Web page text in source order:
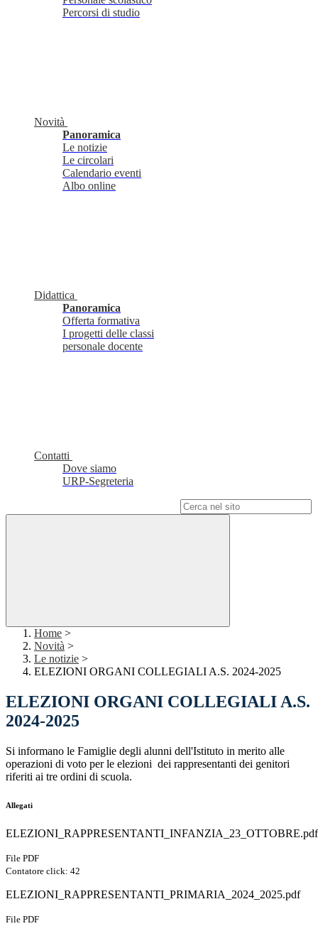
Percorsi di studio
Novità
Panoramica
Le notizie
Le circolari
Calendario eventi
Albo online
Didattica
Panoramica
Offerta formativa
I progetti delle classi
personale docente
Contatti
Dove siamo
URP-Segreteria
Home >
Novità >
Le notizie >
ELEZIONI ORGANI COLLEGIALI A.S. 2024-2025
ELEZIONI ORGANI COLLEGIALI A.S.
2024-2025
Si informano le Famiglie degli alunni dell'Istituto in merito alle
operazioni di voto per le elezioni dei rappresentanti dei genitori
riferiti ai tre ordini di scuola.
Allegati
ELEZIONI_RAPPRESENTANTI_INFANZIA_23_OTTOBRE.pdf
File PDF
Contatore click: 42
ELEZIONI_RAPPRESENTANTI_PRIMARIA_2024_2025.pdf
File PDF